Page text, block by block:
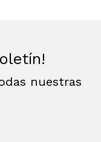
nuestras